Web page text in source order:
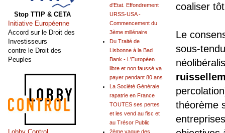
coaliser
Le
sous-
théorème
d'Etat. Effondrement
URSS-USA -
Commencement du
3ème millénaire
Du Traité de
Lisbonne à la Bad
Bank - L'Européen
libre et non faussé va
payer pendant 80 ans
La Société Générale
rapatrie en France
TOUTES ses pertes
et les vend au fisc et
au Trésor Public
2ème vague des
Stop TTIP & CETA
Initiative Européenne
Accord sur le Droit des
Investisseurs
contre le Droit des
Peuples